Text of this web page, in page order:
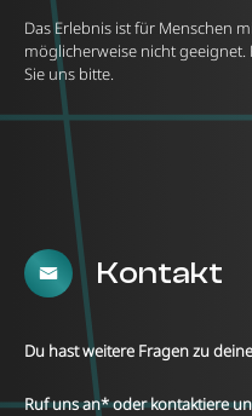
Das Erlebnis ist für Menschen
möglicherweise nicht geeignet.
Sie uns bitte.
Kontakt
Du hast weitere Fragen zu
Ruf uns an* oder kontaktiere